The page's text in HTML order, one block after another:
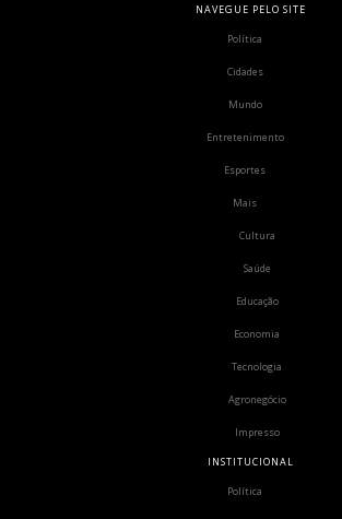
NAVEGUE PELO SITE
Política
Cidades
Mundo
Entretenimento
Esportes
Mais
Cultura
Saúde
Educação
Economia
Tecnologia
Agronegócio
Impresso
INSTITUCIONAL
Política